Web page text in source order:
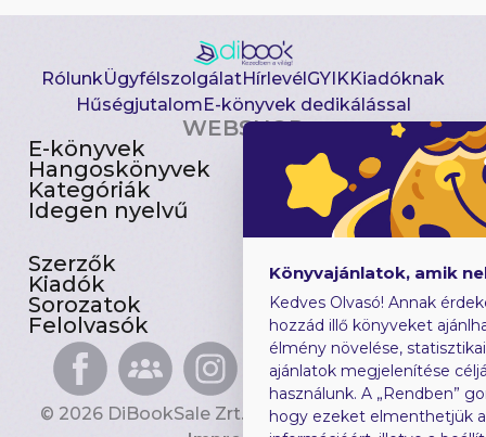
RólunkÜgyfélszolgálatHírlevélGYIKKiadóknak
HűségjutalomE-könyvek dedikálással
WEBSHOP
E-könyvek
Hangoskönyvek
Kategóriák
Idegen nyelvű
Csomagajánlatok
Akciósak
Előjegyezhetők
Újdonságok
Szerzők
Kiadók
Sorozatok
Felolvasók
Gyerekkönyvek
Heti toplista
Ajándékutalvány
Blog
© 2026 DiBookSale Zrt. Minden jog fenntartva.
Könyvajánlatok, amik
Kedves Olvasó! Annak
hozzád illő könyveket
élmény növelése,
ajánlatok megjelenítése
használunk. A „Rendben”
hogy ezeket elmenthetjük